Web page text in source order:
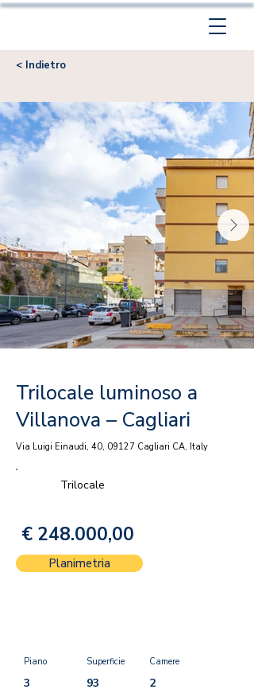
< Indietro
Trilocale luminoso a
Villanova – Cagliari
Via Luigi Einaudi, 40, 09127 Cagliari CA, Italy
Trilocale
€ 248.000,00
Planimetria
Piano
3
Superficie
93
Camere
2